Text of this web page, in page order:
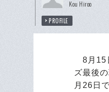
Kou Hiroo
PROFILE
8月15
ズ最後
月26日